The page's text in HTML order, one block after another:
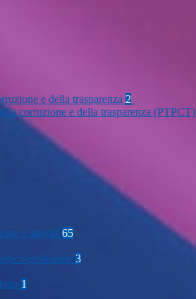
e della trasparenza 2
corruzione e della trasparenza (PTPCT)
e attività 65
gestionale 3
1